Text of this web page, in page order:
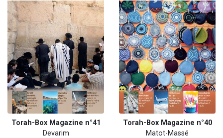
Torah-Box Magazine n°41
Devarim
Torah-Box Magazine n°40
Matot-Massé